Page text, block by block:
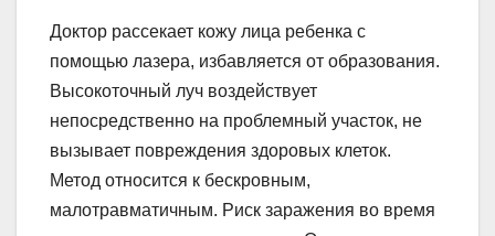
Доктор рассекает кожу лица ребенка с
помощью лазера, избавляется от образования.
Высокоточный луч воздействует
непосредственно на проблемный участок, не
вызывает повреждения здоровых клеток.
Метод относится к бескровным,
малотравматичным. Риск заражения во время